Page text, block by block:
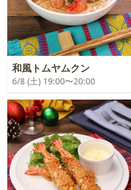
和風トムヤムクン
6/8 (土) 19:00〜20:00